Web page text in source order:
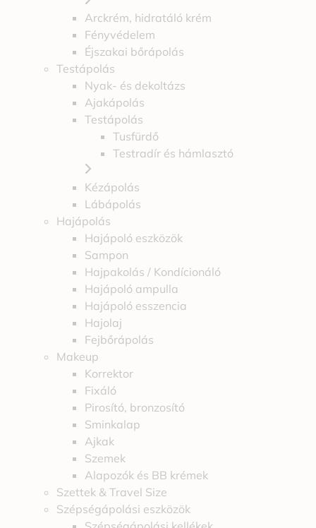
Arckrém, hidratáló krém
Fényvédelem
Éjszakai bőrápolás
Testápolás
Nyak- és dekoltázs
Ajakápolás
Testápolás
Tusfürdő
Testradír és hámlasztó
Kézápolás
Lábápolás
Hajápolás
Hajápoló eszközök
Sampon
Hajpakolás / Kondícionáló
Hajápoló ampulla
Hajápoló esszencia
Hajolaj
Fejbőrápolás
Makeup
Korrektor
Fixáló
Pirosító, bronzosító
Sminkalap
Ajkak
Szemek
Alapozók és BB krémek
Szettek & Travel Size
Szépségápolási eszközök